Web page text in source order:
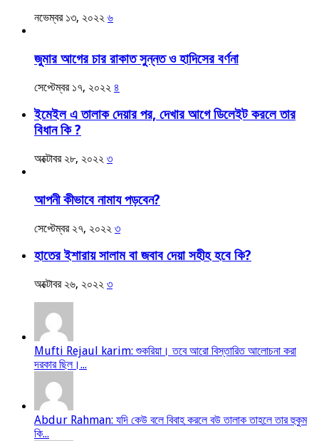
নভেম্বর ১৩, ২০২২ ৬
জুমার আগের চার রাকাত সুন্নত ও হাদিসের বর্ণনা
সেপ্টেম্বর ১৭, ২০২২ ৪
ইমেইল এ তালাক দেয়ার পর, দেখার আগে ডিলেইট করলে তার
বিধান কি ?
অক্টোবর ২৮, ২০২২ ৩
আপনী কীভাবে নামায পড়বেন?
সেপ্টেম্বর ২৭, ২০২২ ৩
হাতের ইশারায় সালাম বা জবাব দেয়া সহীহ হবে কি?
অক্টোবর ২৬, ২০২২ ৩
Mufti Rejaul karim: শুকরিয়া। তবে আরো বিস্তারিত আলোচনা করা
দরকার ছিল।...
Abdur Rahman: যদি কেউ বলে বিবাহ করলে বউ তালাক তাহলে তার হুকুম
কি...